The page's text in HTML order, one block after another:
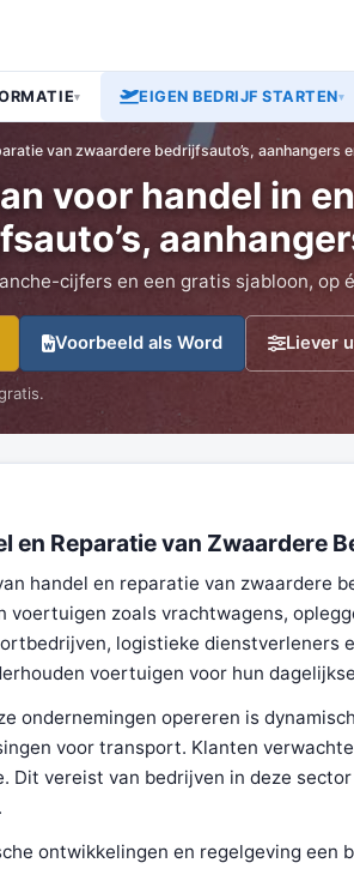
▾ EIGEN BEDRIJF STARTEN▾
van zwaardere bedrijfsauto’s, aanhangers
voor handel in
cijfers en een gratis sjabloon, op
Voorbeeld als Word Liever
en Reparatie van Zwaardere
handel en reparatie van zwaardere
voertuigen zoals vrachtwagens,
logistieke dienstverleners
voertuigen voor hun
ondernemingen opereren is
voor transport. Klanten
Dit vereist van bedrijven in deze
ontwikkelingen en regelgeving een